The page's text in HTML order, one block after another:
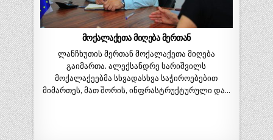
მოქალაქეთა მიღება მერთან
ლანჩხუთის მერთან მოქალაქეთა მიღება
გაიმართა. ალექსანდრე სარიშვილს
მოქალაქეებმა სხვადასხვა საჭიროებებით
მიმართეს, მათ შორის, ინფრასტრუქტურული და…